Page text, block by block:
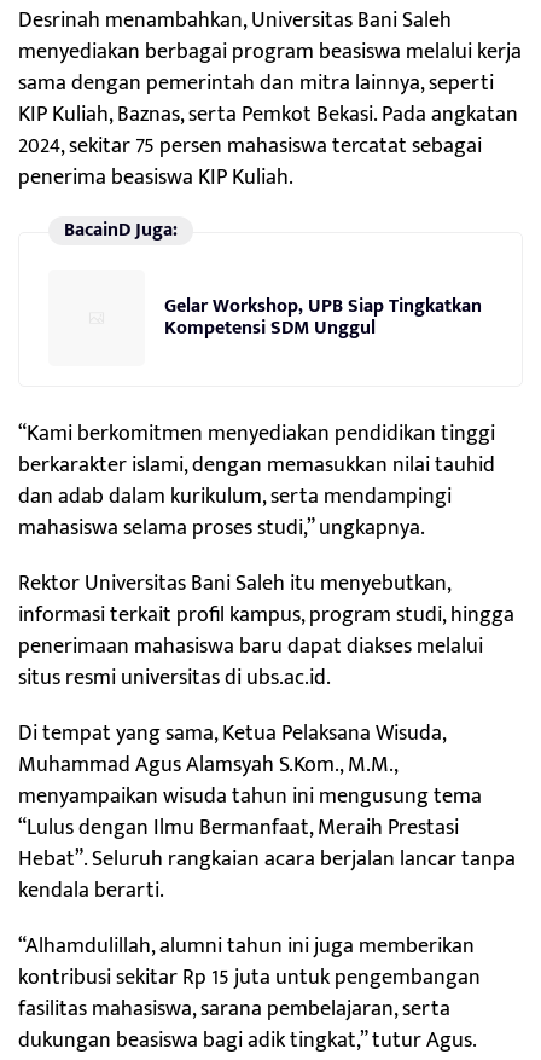
Desrinah menambahkan, Universitas Bani Saleh
menyediakan berbagai program beasiswa melalui kerja
sama dengan pemerintah dan mitra lainnya, seperti
KIP Kuliah, Baznas, serta Pemkot Bekasi. Pada angkatan
2024, sekitar 75 persen mahasiswa tercatat sebagai
penerima beasiswa KIP Kuliah.
BacainD Juga:
Gelar Workshop, UPB Siap Tingkatkan
Kompetensi SDM Unggul
“Kami berkomitmen menyediakan pendidikan tinggi
berkarakter islami, dengan memasukkan nilai tauhid
dan adab dalam kurikulum, serta mendampingi
mahasiswa selama proses studi,” ungkapnya.
Rektor Universitas Bani Saleh itu menyebutkan,
informasi terkait profil kampus, program studi, hingga
penerimaan mahasiswa baru dapat diakses melalui
situs resmi universitas di ubs.ac.id.
Di tempat yang sama, Ketua Pelaksana Wisuda,
Muhammad Agus Alamsyah S.Kom., M.M.,
menyampaikan wisuda tahun ini mengusung tema
“Lulus dengan Ilmu Bermanfaat, Meraih Prestasi
Hebat”. Seluruh rangkaian acara berjalan lancar tanpa
kendala berarti.
“Alhamdulillah, alumni tahun ini juga memberikan
kontribusi sekitar Rp 15 juta untuk pengembangan
fasilitas mahasiswa, sarana pembelajaran, serta
dukungan beasiswa bagi adik tingkat,” tutur Agus.